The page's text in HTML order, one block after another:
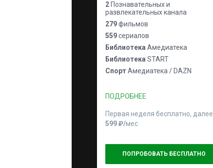
2 Познавательных и
развлекательных канала
279фильмов
559сериалов
Библиотека Амедиатека
Библиотека START
СпортАмедиатека / DAZN
ПОДРОБНЕЕ
Первая неделя бесплатно, далее
599 ₽⁠/⁠мес
ПОПРОБОВАТЬ БЕСПЛАТНО